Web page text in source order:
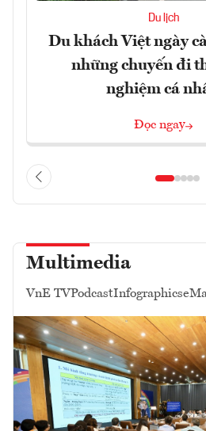
Du lịch
Du khách Việt ngày
những chuyến đi
nghiệm cá
Đọc ngay
Multimedia
VnE TVPodcastInfographics